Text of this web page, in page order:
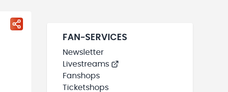
FAN-SERVICES
Newsletter
Livestreams
Fanshops
Ticketshops